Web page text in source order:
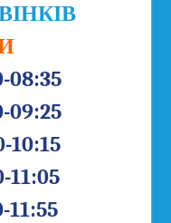
08:35
09:25
10:15
11:05
11:55